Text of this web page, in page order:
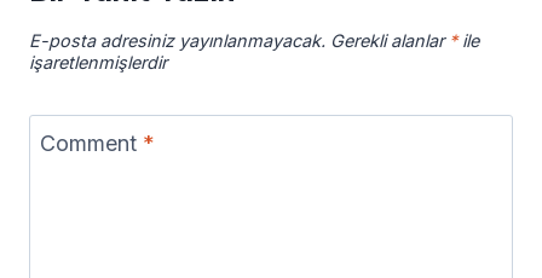
E-posta adresiniz yayınlanmayacak. Gerekli alanlar *ile
işaretlenmişlerdir
Comment *